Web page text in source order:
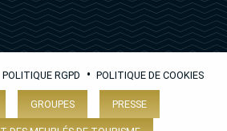
POLITIQUE RGPD • POLITIQUE DE COOKIES
GROUPES PRESSE